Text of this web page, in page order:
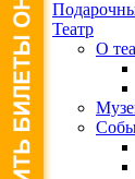
Театр
О